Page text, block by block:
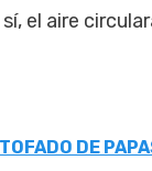
el aire
DE